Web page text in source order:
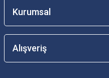
Kurumsal
Alışveriş